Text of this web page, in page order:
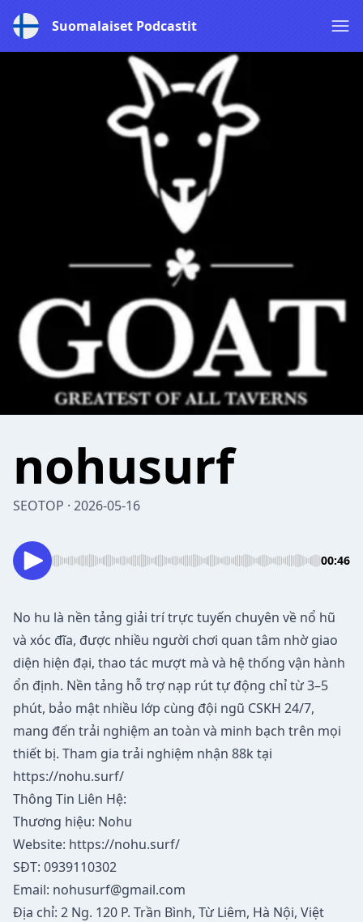
Suomalaiset Podcastit
nohusurf
SEOTOP · 2026-05-16
00:46
No hu là nền tảng giải trí trực tuyến chuyên về nổ hũ
và xóc đĩa, được nhiều người chơi quan tâm nhờ giao
diện hiện đại, thao tác mượt mà và hệ thống vận hành
ổn định. Nền tảng hỗ trợ nạp rút tự động chỉ từ 3–5
phút, bảo mật nhiều lớp cùng đội ngũ CSKH 24/7,
mang đến trải nghiệm an toàn và minh bạch trên mọi
thiết bị. Tham gia trải nghiệm nhận 88k tại
https://nohu.surf/
Thông Tin Liên Hệ:
Thương hiệu: Nohu
Website: https://nohu.surf/
SĐT: 0939110302
Email: nohusurf@gmail.com
Địa chỉ: 2 Ng. 120 P. Trần Bình, Từ Liêm, Hà Nội, Việt